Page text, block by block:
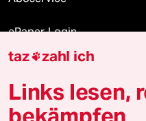
ePaper Login
Downloads für
taz zahl ich
Links lesen,